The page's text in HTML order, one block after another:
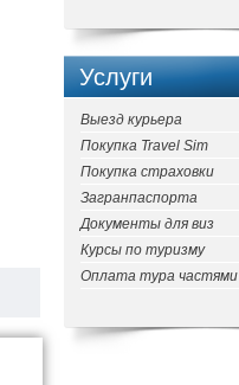
Услуги
Выезд курьера
Покупка Travel Sim
Покупка страховки
Загранпаспорта
Документы для виз
Курсы по туризму
Оплата тура частями